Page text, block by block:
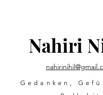
Nahiri
Gedanken,